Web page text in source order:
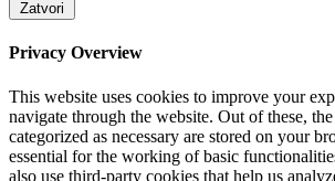
Zatvori
Privacy Overview
This website uses cookies to improve your
navigate through the website. Out of these,
categorized as necessary are stored on your
essential for the working of basic
also use third-party cookies that help us